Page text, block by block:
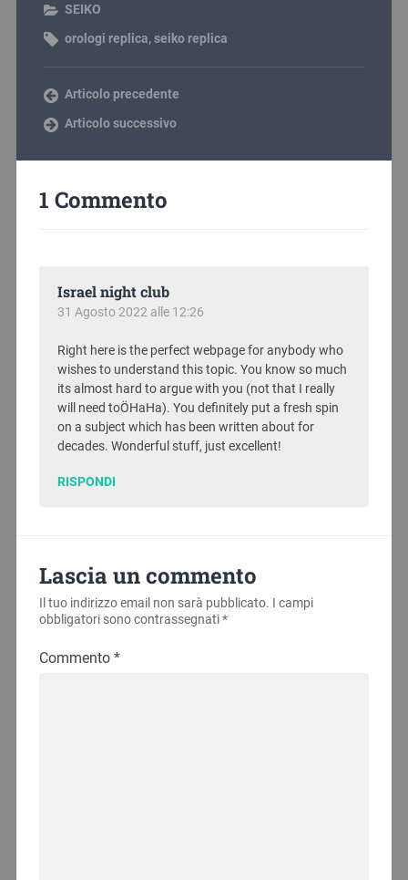
SEIKO
orologi replica,seiko replica
Articolo precedente
Articolo successivo
1 Commento
Israel night club
31 Agosto 2022 alle 12:26
Right here is the perfect webpage for anybody who
wishes to understand this topic. You know so much
its almost hard to argue with you (not that I really
will need toÖHaHa). You definitely put a fresh spin
on a subject which has been written about for
decades. Wonderful stuff, just excellent!
RISPONDI
Lascia un commento
Il tuo indirizzo email non sarà pubblicato. I campi
obbligatori sono contrassegnati*
Commento *